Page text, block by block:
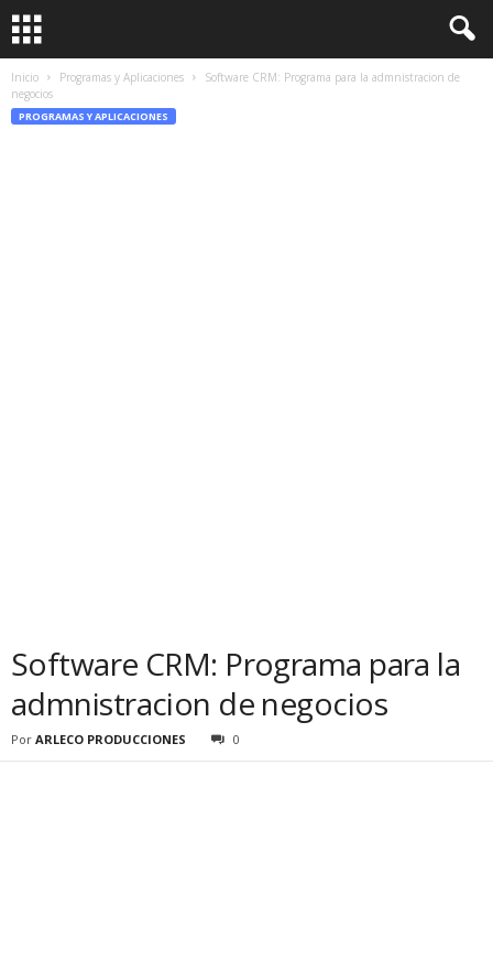
Inicio Programas y Aplicaciones
Software CRM: Programa para la admnistracion de
negocios
PROGRAMAS Y APLICACIONES
Software CRM: Programa para la
admnistracion de negocios
Por ARLECO PRODUCCIONES 0